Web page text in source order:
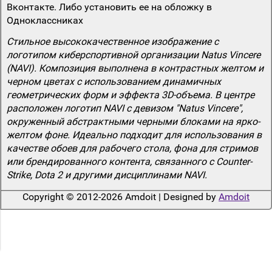
Вконтакте. Либо установить ее на обложку в
Одноклассниках
Стильное высококачественное изображение с
логотипом киберспортивной организации Natus Vincere
(NAVI). Композиция выполнена в контрастных желтом и
черном цветах с использованием динамичных
геометрических форм и эффекта 3D-объема. В центре
расположен логотип NAVI с девизом "Natus Vincere",
окруженный абстрактными черными блоками на ярко-
желтом фоне. Идеально подходит для использования в
качестве обоев для рабочего стола, фона для стримов
или брендированного контента, связанного с Counter-
Strike, Dota 2 и другими дисциплинами NAVI.
Copyright © 2012-2026 Amdoit | Designed by Amdoit